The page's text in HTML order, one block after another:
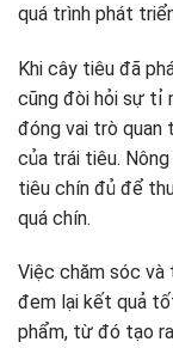
quá trình phát
Khi cây tiêu đã
cũng đòi hỏi sự tỉ
đóng vai trò quan
của trái tiêu.
tiêu chín đủ để
quá chín.
Việc chăm sóc và
đem lại kết quả
phẩm, từ đó tạo